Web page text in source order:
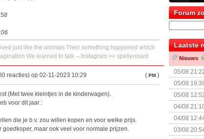
just like the animals Then something happened which
We learned to talk --.Instagram >> spellennard
reacties) op 02-11-2023 10:29 ( PM )
(Met twee kleintjes in de kinderwagen).
voor dit jaar :
die je b.v. zou willen kopen en voor welke prijs.
goedkoper, maar ook veel voor normale prijzen.
Forum
Laatste
Nieuws
05/08
Nemesis
05/08
05/08
04/08
04/08
+ nieuwe
03/08